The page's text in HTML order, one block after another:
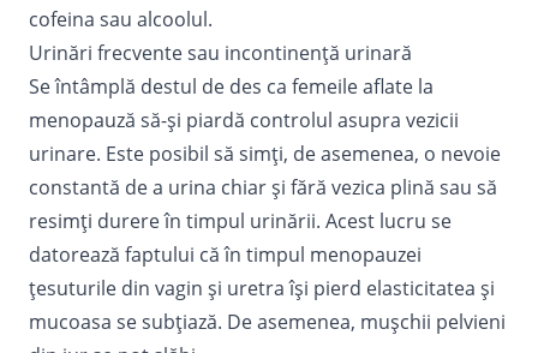
cofeina sau alcoolul.
Urinări frecvente sau incontinență urinară
Se întâmplă destul de des ca femeile aflate la
menopauză să-și piardă controlul asupra vezicii
urinare. Este posibil să simți, de asemenea, o nevoie
constantă de a urina chiar și fără vezica plină sau să
resimți durere în timpul urinării. Acest lucru se
datorează faptului că în timpul menopauzei
țesuturile din vagin și uretra își pierd elasticitatea și
mucoasa se subțiază. De asemenea, mușchii pelvieni